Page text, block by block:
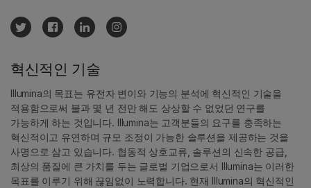
혁신적인 기술
Illumina의 목표는 유전자 변이와 기능의 분석에 혁신적인 기술을
적용함으로써 불과 몇 년 전만 해도 상상할 수 없었던 연구를
가능하게 하는 것입니다. Illumina는 고객분들의 요구를 충족하는
혁신적이고 유연하며 규모 조정이 가능한 솔루션을 제공하는 것을
사명으로 삼고 있습니다. 협동적 상호교류, 솔루션의 신속한 공급,
최상의 품질에 큰 가치를 두는 글로벌 기업으로서 Illumina는 이러한
목표를 이루기 위해 끊임없이 노력합니다. 현재 Illumina의 혁신적인